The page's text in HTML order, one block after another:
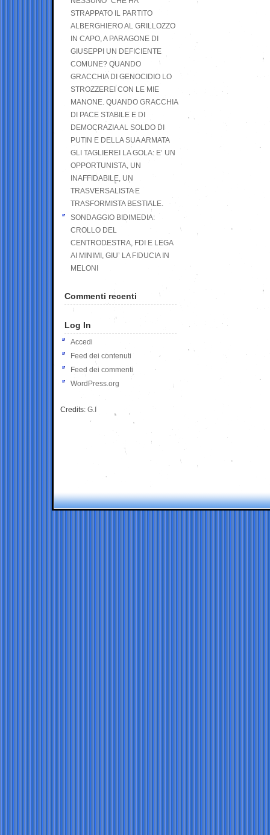
STRAPPATO IL PARTITO
ALBERGHIERO AL GRILLOZZO
IN CAPO, A PARAGONE DI
GIUSEPPI UN DEFICIENTE
COMUNE? QUANDO
GRACCHIA DI GENOCIDIO LO
STROZZEREI CON LE MIE
MANONE. QUANDO GRACCHIA
DI PACE STABILE E DI
DEMOCRAZIA AL SOLDO DI
PUTIN E DELLA SUA ARMATA
GLI TAGLIEREI LA GOLA: E’ UN
OPPORTUNISTA, UN
INAFFIDABILE, UN
TRASVERSALISTA E
TRASFORMISTA BESTIALE.
SONDAGGIO BIDIMEDIA:
CROLLO DEL
CENTRODESTRA, FDI E LEGA
AI MINIMI, GIU’ LA FIDUCIA IN
MELONI
Commenti recenti
Log In
Accedi
Feed dei contenuti
Feed dei commenti
WordPress.org
Credits: G.I